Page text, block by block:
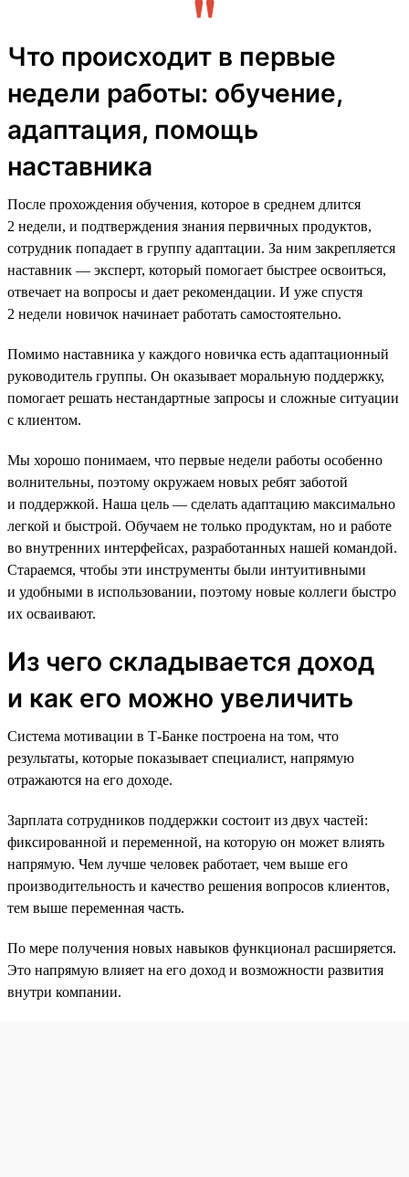
Что происходит в первые
недели работы: обучение,
адаптация, помощь
наставника
После прохождения обучения, которое в среднем длится
2 недели, и подтверждения знания первичных продуктов,
сотрудник попадает в группу адаптации. За ним закрепляется
наставник — эксперт, который помогает быстрее освоиться,
отвечает на вопросы и дает рекомендации. И уже спустя
2 недели новичок начинает работать самостоятельно.
Помимо наставника у каждого новичка есть адаптационный
руководитель группы. Он оказывает моральную поддержку,
помогает решать нестандартные запросы и сложные ситуации
с клиентом.
Мы хорошо понимаем, что первые недели работы особенно
волнительны, поэтому окружаем новых ребят заботой
и поддержкой. Наша цель — сделать адаптацию максимально
легкой и быстрой. Обучаем не только продуктам, но и работе
во внутренних интерфейсах, разработанных нашей командой.
Стараемся, чтобы эти инструменты были интуитивными
и удобными в использовании, поэтому новые коллеги быстро
их осваивают.
Из чего складывается доход
и как его можно увеличить
Система мотивации в Т-Банке построена на том, что
результаты, которые показывает специалист, напрямую
отражаются на его доходе.
Зарплата сотрудников поддержки состоит из двух частей:
фиксированной и переменной, на которую он может влиять
напрямую. Чем лучше человек работает, чем выше его
производительность и качество решения вопросов клиентов,
тем выше переменная часть.
По мере получения новых навыков функционал расширяется.
Это напрямую влияет на его доход и возможности развития
внутри компании.